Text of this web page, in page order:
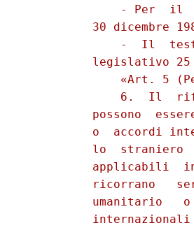
- Per  il
30 dicembre
-  Il
legislativo
«Art. 5
6.  Il
possono
o  accordi
lo  straniero
applicabili
ricorrano
umanitario